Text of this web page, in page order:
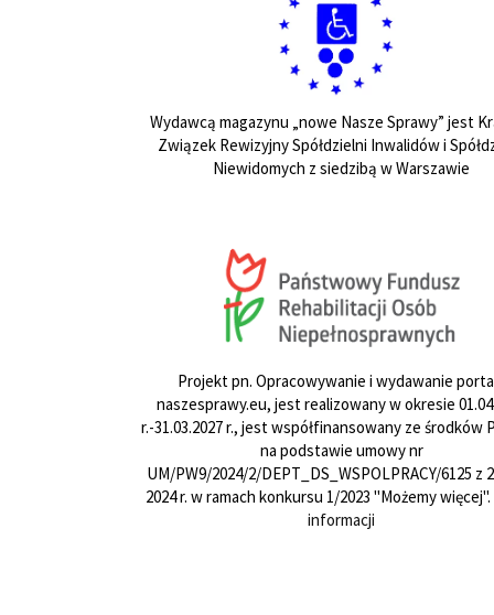
Wydawcą magazynu „nowe Nasze Sprawy” jest
Związek Rewizyjny Spółdzielni Inwalidów i
Niewidomych z siedzibą w Warszawie
Projekt pn. Opracowywanie i wydawanie
naszesprawy.eu, jest realizowany w okresie
r.-31.03.2027 r., jest współfinansowany ze środków
na podstawie umowy nr
UM/PW9/2024/2/DEPT_DS_WSPOLPRACY/6125 z
2024 r. w ramach konkursu 1/2023 "Możemy więcej".
informacji